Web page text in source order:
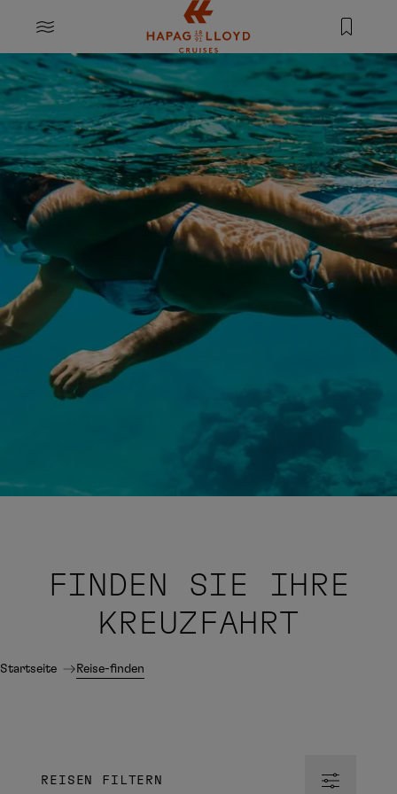
Springe zum Hauptinhalt
MENU
FINDEN SIE IHRE
KREUZFAHRT
Startseite Reise-finden
REISEN FILTERN